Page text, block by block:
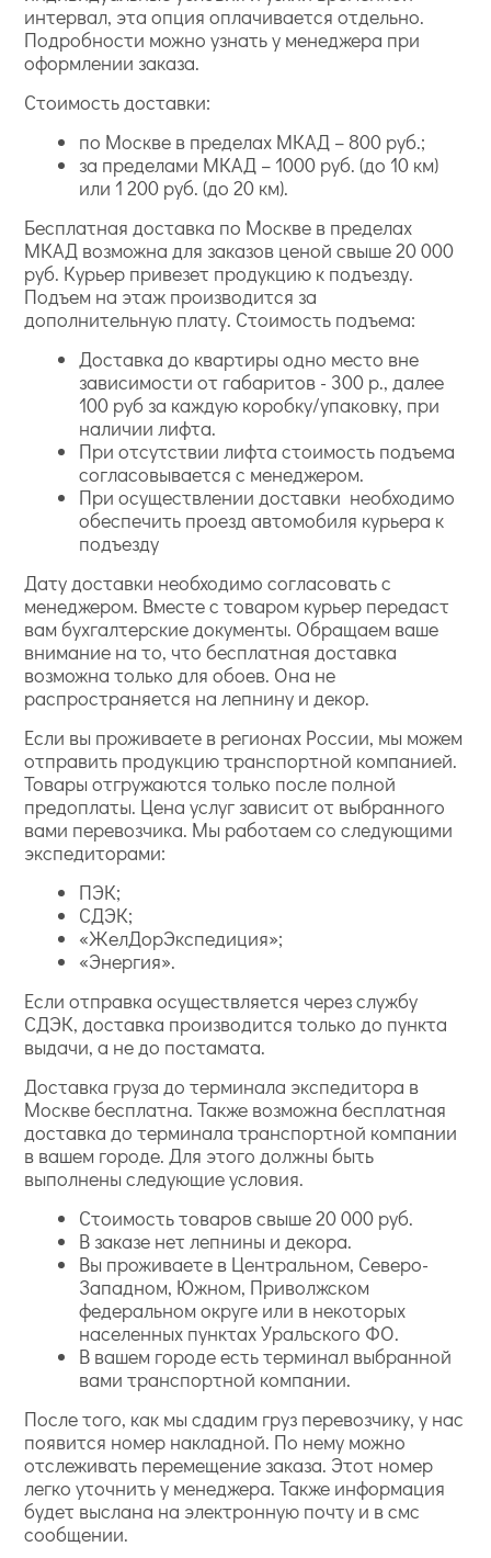
интервал, эта опция оплачивается отдельно.
Подробности можно узнать у менеджера при
оформлении заказа.
Стоимость доставки:
по Москве в пределах МКАД – 800 руб.;
за пределами МКАД – 1000 руб. (до 10 км)
или 1 200 руб. (до 20 км).
Бесплатная доставка по Москве в пределах
МКАД возможна для заказов ценой свыше 20 000
руб. Курьер привезет продукцию к подъезду.
Подъем на этаж производится за
дополнительную плату. Стоимость подъема:
Доставка до квартиры одно место вне
зависимости от габаритов - 300 р., далее
100 руб за каждую коробку/упаковку, при
наличии лифта.
При отсутствии лифта стоимость подъема
согласовывается с менеджером.
При осуществлении доставки необходимо
обеспечить проезд автомобиля курьера к
подъезду
Дату доставки необходимо согласовать с
менеджером. Вместе с товаром курьер передаст
вам бухгалтерские документы. Обращаем ваше
внимание на то, что бесплатная доставка
возможна только для обоев. Она не
распространяется на лепнину и декор.
Если вы проживаете в регионах России, мы можем
отправить продукцию транспортной компанией.
Товары отгружаются только после полной
предоплаты. Цена услуг зависит от выбранного
вами перевозчика. Мы работаем со следующими
экспедиторами:
ПЭК;
СДЭК;
«ЖелДорЭкспедиция»;
«Энергия».
Если отправка осуществляется через службу
СДЭК, доставка производится только до пункта
выдачи, а не до постамата.
Доставка груза до терминала экспедитора в
Москве бесплатна. Также возможна бесплатная
доставка до терминала транспортной компании
в вашем городе. Для этого должны быть
выполнены следующие условия.
Стоимость товаров свыше 20 000 руб.
В заказе нет лепнины и декора.
Вы проживаете в Центральном, Северо-
Западном, Южном, Приволжском
федеральном округе или в некоторых
населенных пунктах Уральского ФО.
В вашем городе есть терминал выбранной
вами транспортной компании.
После того, как мы сдадим груз перевозчику, у нас
появится номер накладной. По нему можно
отслеживать перемещение заказа. Этот номер
легко уточнить у менеджера. Также информация
будет выслана на электронную почту и в смс
сообщении.